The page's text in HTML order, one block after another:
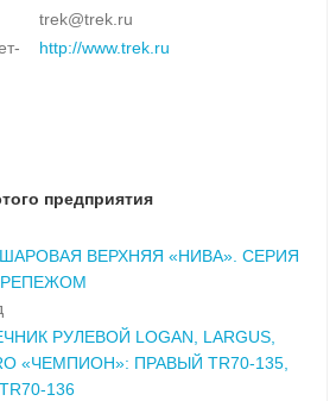
trek@trek.ru
http://www.trek.ru
предприятия
ВЕРХНЯЯ «НИВА». СЕРИЯ
РУЛЕВОЙ LOGAN, LARGUS,
«ЧЕМПИОН»: ПРАВЫЙ TR70-135,
136